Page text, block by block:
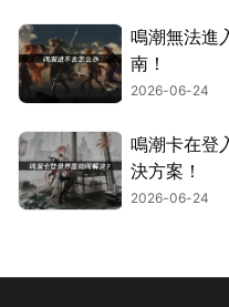
鳴潮無法進
南！
2026-06-24
鳴潮卡在登
決方案！
2026-06-24